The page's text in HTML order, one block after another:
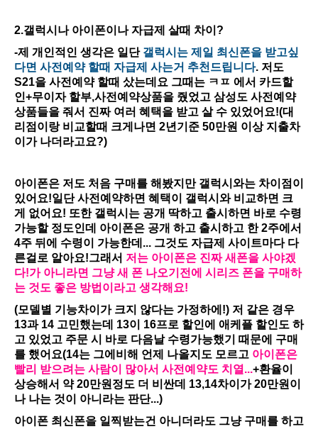
2.갤럭시나 아이폰이나 자급제 살때 차이?
-제 개인적인 생각은 일단 갤럭시는 제일 최신폰을 받고싶
다면 사전예약 할때 자급제 사는거 추천드립니다. 저도
S21을 사전예약 할때 샀는데요 그때는 ㅋㅍ 에서 카드할
인+무이자 할부,사전예약상품을 줬었고 삼성도 사전예약
상품들을 줘서 진짜 여러 혜택을 받고 살 수 있었어요!(대
리점이랑 비교할때 크게나면 2년기준 50만원 이상 지출차
이가 나더라고요?)
아이폰은 저도 처음 구매를 해봤지만 갤럭시와는 차이점이
있어요!일단 사전예약하면 혜택이 갤럭시와 비교하면 크
게 없어요! 또한 갤럭시는 공개 딱하고 출시하면 바로 수령
가능할 정도인데 아이폰은 공개 하고 출시하고 한 2주에서
4주 뒤에 수령이 가능한데... 그것도 자급제 사이트마다 다
른걸로 알아요!그래서 저는 아이폰은 진짜 새폰을 사야겠
다!가 아니라면 그냥 새 폰 나오기전에 시리즈 폰을 구매하
는 것도 좋은 방법이라고 생각해요!
(모델별 기능차이가 크지 않다는 가정하에!) 저 같은 경우
13과 14 고민했는데 13이 16프로 할인에 애케플 할인도 하
고 있었고 주문 시 바로 다음날 수령가능했기 때문에 구매
를 했어요(14는 그에비해 언제 나올지도 모르고 아이폰은
빨리 받으려는 사람이 많아서 사전예약도 치열...+환율이
상승해서 약 20만원정도 더 비싼데 13,14차이가 20만원이
나 나는 것이 아니라는 판단...)
아이폰 최신폰을 일찍받는건 아니더라도 그냥 구매를 하고